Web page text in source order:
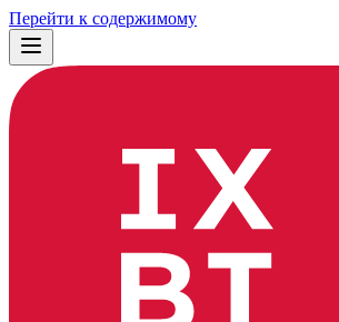
Перейти к содержимому